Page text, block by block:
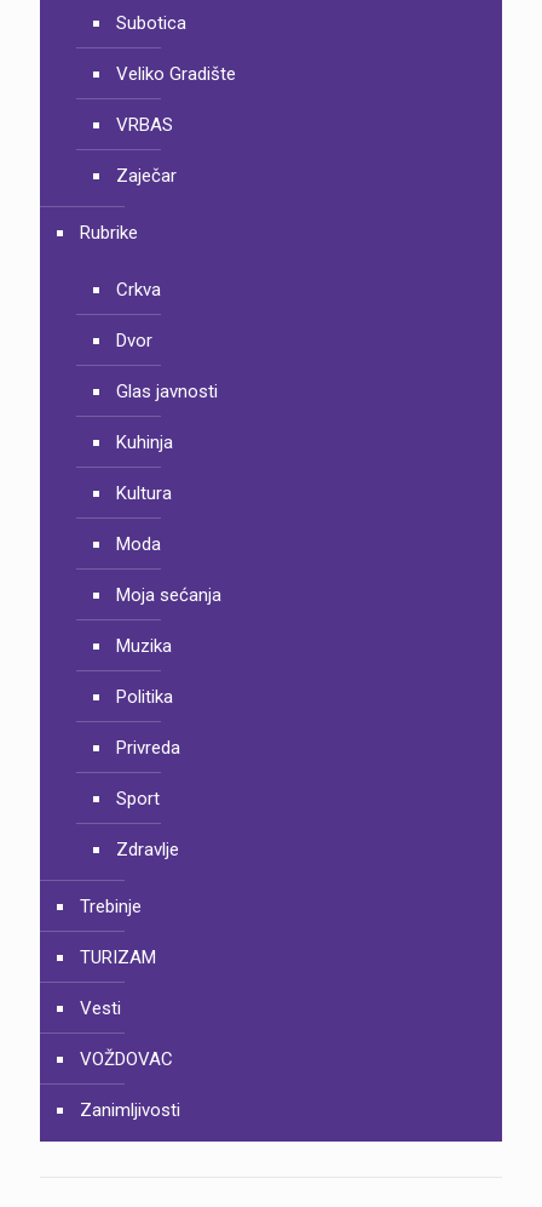
Subotica
Veliko Gradište
VRBAS
Zaječar
Rubrike
Crkva
Dvor
Glas javnosti
Kuhinja
Kultura
Moda
Moja sećanja
Muzika
Politika
Privreda
Sport
Zdravlje
Trebinje
TURIZAM
Vesti
VOŽDOVAC
Zanimljivosti